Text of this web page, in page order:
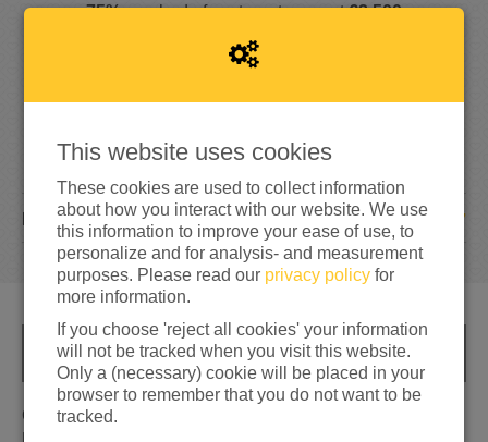
75% reached of my target amount €2,500
67
DONATIONS
INFO
Oekraïne is aangevallen en vele levens zijn verwoest.
This website uses cookies
These cookies are used to collect information
about how you interact with our website. We use
this information to improve your ease of use, to
personalize and for analysis- and measurement
purposes. Please read our privacy policy for
more information.
If you choose 'reject all cookies' your information
will not be tracked when you visit this website.
Only a (necessary) cookie will be placed in your
browser to remember that you do not want to be
tracked.